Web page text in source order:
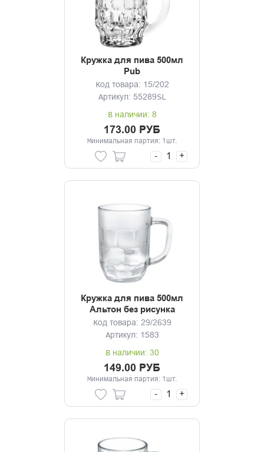
Кружка для пива 500мл
Pub
Код товара: 15/202
Артикул: 55289SL
В наличии: 8
173.00 РУБ
Минимальная партия: 1шт.
- +
Кружка для пива 500мл
Альтон без рисунка
Код товара: 29/2639
Артикул: 1583
В наличии: 30
149.00 РУБ
Минимальная партия: 1шт.
- +